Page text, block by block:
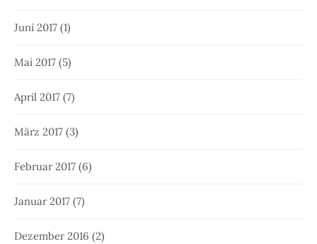
Juni 2017 (1)
Mai 2017 (5)
April 2017 (7)
März 2017 (3)
Februar 2017 (6)
Januar 2017 (7)
Dezember 2016 (2)